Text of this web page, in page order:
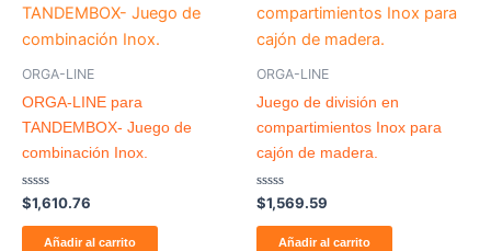
producto
ORGA-LINE
ORGA-LINE para
TANDEMBOX- Juego de
combinación Inox.
Valorado
con
0
$1,610.76
Añadir al carrito
ORGA-LINE
Juego de división en
compartimientos Inox para
cajón de madera.
Valorado
con
0
$1,569.59
Añadir al carrito